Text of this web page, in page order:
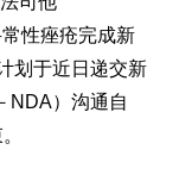
性痤疮完成新
划于近日递交新
NDA）沟通自